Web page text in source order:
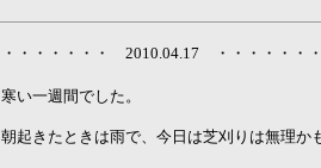
・・・・・・・ 2010.04.17 ・・・・・・・
寒い一週間でした。
朝起きたときは雨で、今日は芝刈りは無理か